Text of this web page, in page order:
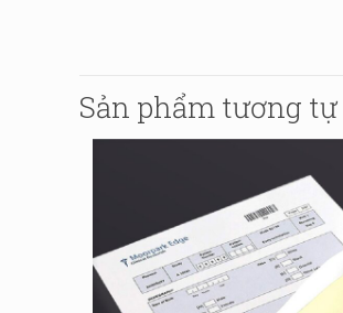
Sản phẩm tương tự